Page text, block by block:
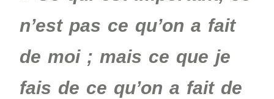
n’est pas ce qu’on a fait
de moi ; mais ce que je
fais de ce qu’on a fait de